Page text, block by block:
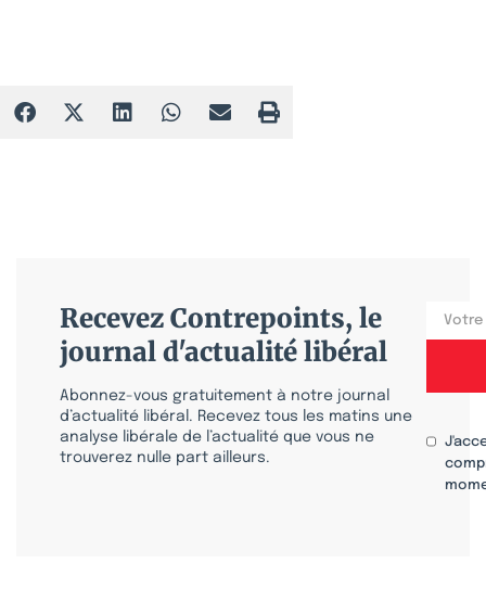
Recevez Contrepoints, le
journal d'actualité libéral
Abonnez-vous gratuitement à notre journal
d’actualité libéral. Recevez tous les matins une
analyse libérale de l’actualité que vous ne
trouverez nulle part ailleurs.